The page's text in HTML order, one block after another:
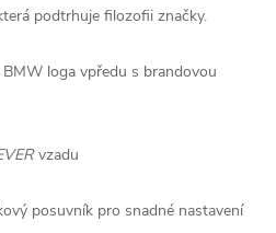
podtrhuje filozofii značky.
loga vpředu s brandovou
vzadu
posuvník pro snadné nastavení